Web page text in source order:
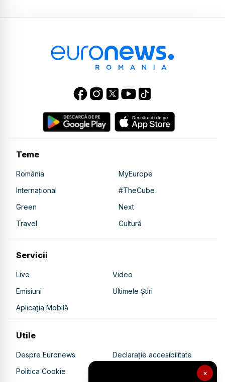
×
Teme
România
MyEurope
Internațional
#TheCube
Green
Next
Travel
Cultură
Servicii
Live
Video
Emisiuni
Ultimele Știri
Aplicația Mobilă
Utile
Despre Euronews
Declarație accesibilitate
Politica Cookie
Politica de confidențialitate